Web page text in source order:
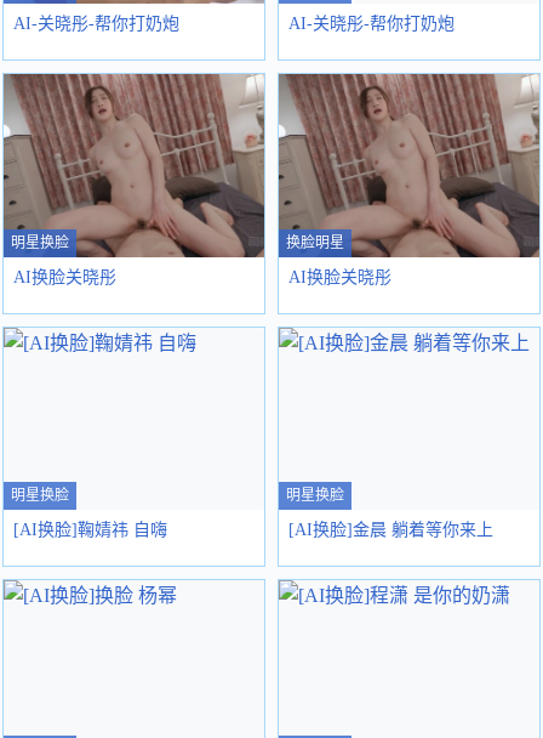
AI-关晓彤-帮你打奶炮 AI-关晓彤-帮你打奶炮
明星换脸
AI换脸关晓彤
换脸明星
AI换脸关晓彤
明星换脸
[AI换脸]鞠婧祎 自嗨
明星换脸
[AI换脸]金晨 躺着等你来上